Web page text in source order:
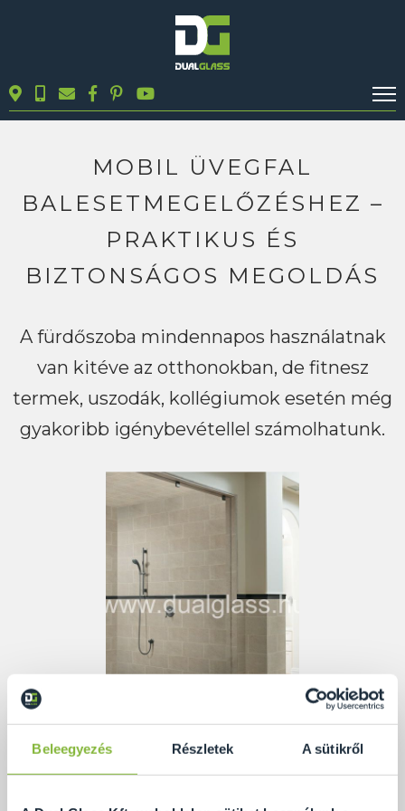
Beleegyezés Részletek A sütikről
TERMÉKEK
MOBIL ÜVEGFAL
BALESETMEGELŐZÉSHEZ –
PRAKTIKUS ÉS
BIZTONSÁGOS MEGOLDÁS
A fürdőszoba mindennapos használatnak
van kitéve az otthonokban, de fitnesz
termek, uszodák, kollégiumok esetén még
gyakoribb igénybevétellel számolhatunk.
A fürdőszoba mindennapos használatnak van kitéve